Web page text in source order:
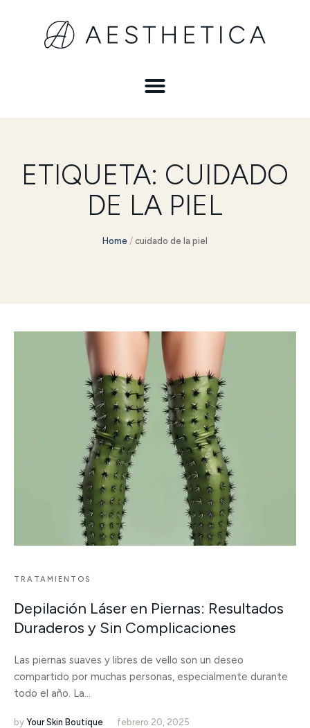
ETIQUETA: CUIDADO
DE LA PIEL
Home / cuidado de la piel
TRATAMIENTOS
Depilación Láser en Piernas: Resultados
Duraderos y Sin Complicaciones
Las piernas suaves y libres de vello son un deseo
compartido por muchas personas, especialmente durante
todo el año. La...
by Your Skin Boutique febrero 20, 2025